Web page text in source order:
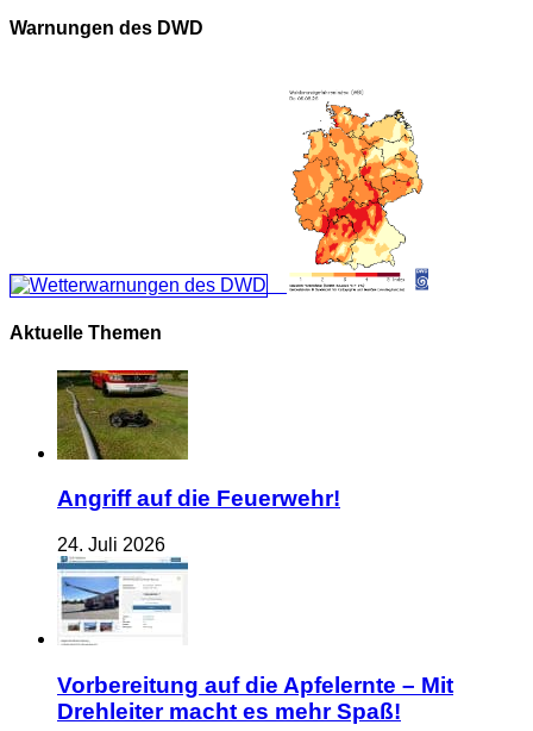
Warnungen des DWD
Aktuelle Themen
Angriff auf die Feuerwehr!
24. Juli 2026
Vorbereitung auf die Apfelernte – Mit
Drehleiter macht es mehr Spaß!